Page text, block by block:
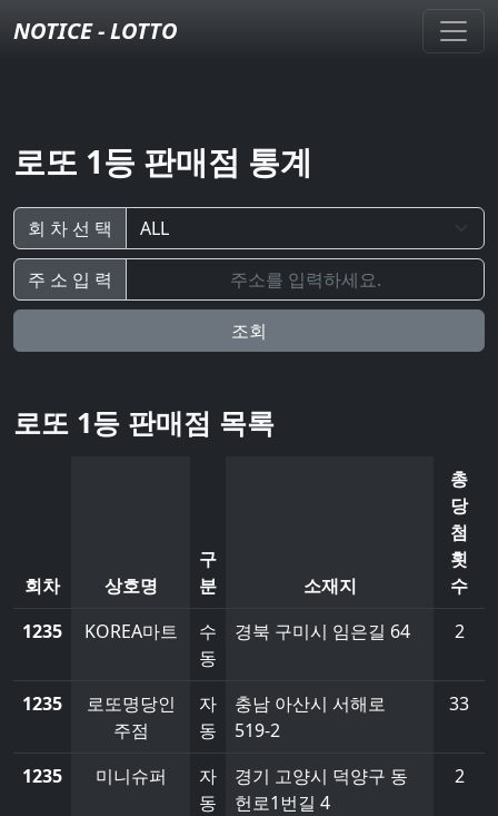
NOTICE - LOTTO
로또 1등 판매점 통계
회 차 선 택
주 소 입 력
조회
로또 1등 판매점 목록
회차 상호명
구
분
소재지
총
당
첨
횟
수
1235
KOREA마트
수
동
경북 구미시 임은길 64 2
1235
로또명당인
주점
자
동
충남 아산시 서해로
519-2
33
1235 미니슈퍼
자
동
경기 고양시 덕양구 동
헌로1번길 4
2